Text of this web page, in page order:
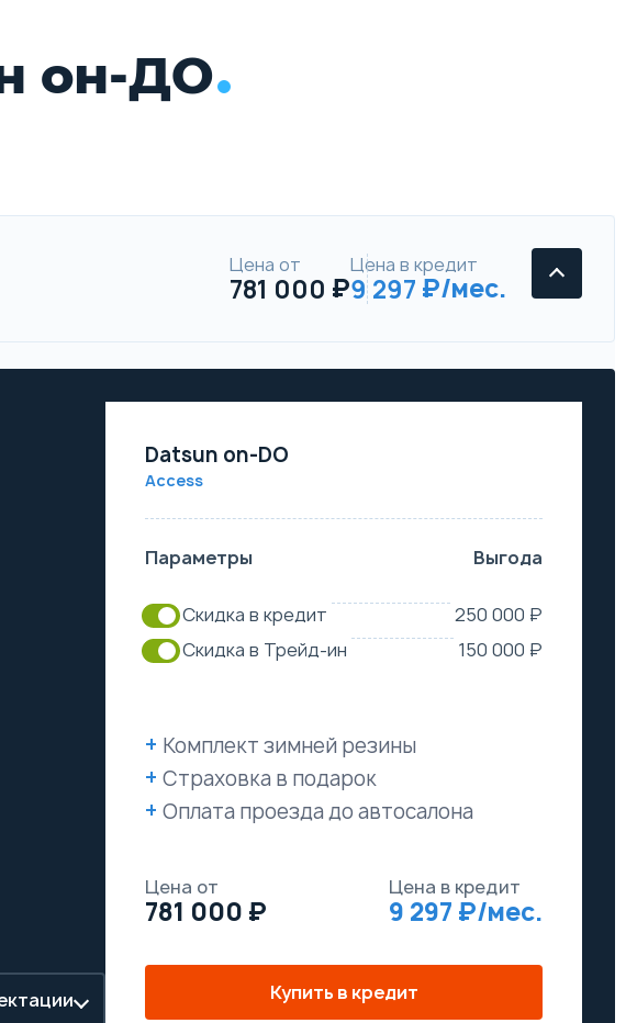
он-ДО
Цена от
781 000
Цена в кредит
9 297
Datsun on-DO
Access
Параметры Выгода
Скидка в кредит
250 000 ₽
Скидка в Трейд-ин
150 000 ₽
Комплект зимней резины
Страховка в подарок
Оплата проезда до автосалона
Цена от
781 000
Цена в кредит
9 297
Купить в кредит